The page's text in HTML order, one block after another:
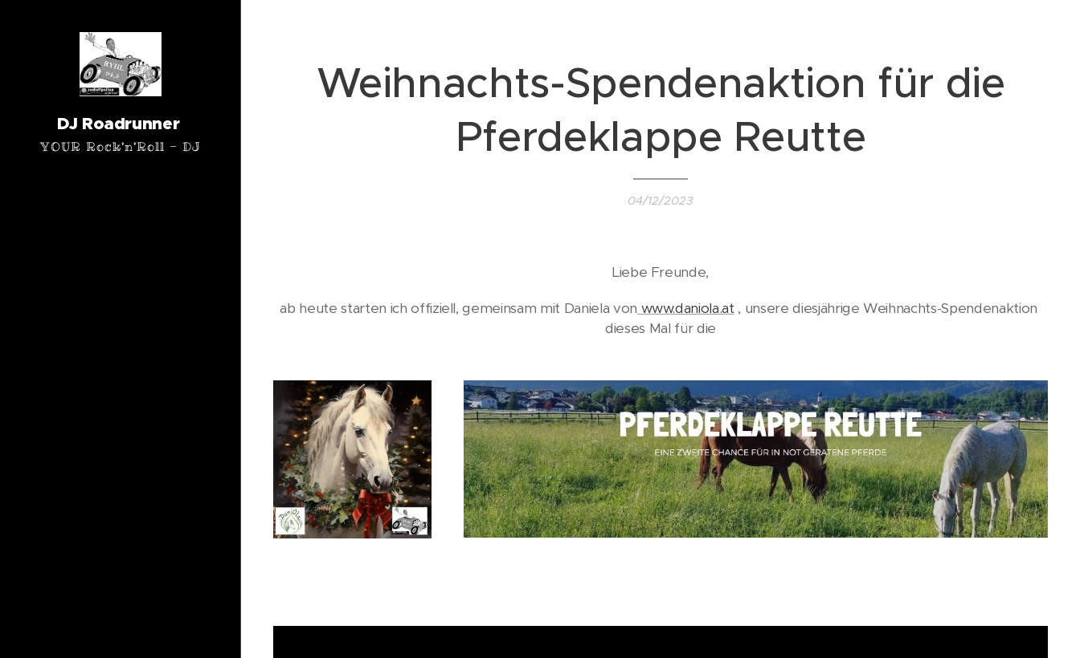
DJ Roadrunner
YOUR Rock'n'Roll - DJ
Weihnachts-Spendenaktion für die
Pferdeklappe Reutte
04/12/2023
Liebe Freunde,
ab heute starten ich offiziell, gemeinsam mit Daniela von www.daniola.at, unsere diesjährige Weihnachts-Spendenaktion
dieses Mal für die